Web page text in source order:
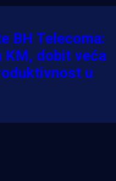
BH Telecoma:
KM, dobit veća
u